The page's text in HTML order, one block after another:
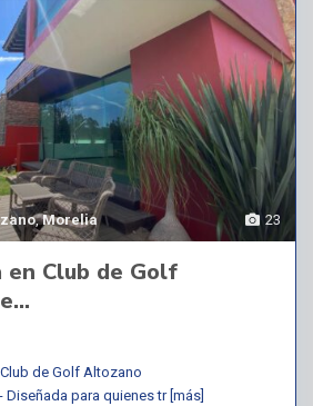
23
,Morelia
en Club de Golf
de Golf Altozano
Diseñada para quienes tr [más]